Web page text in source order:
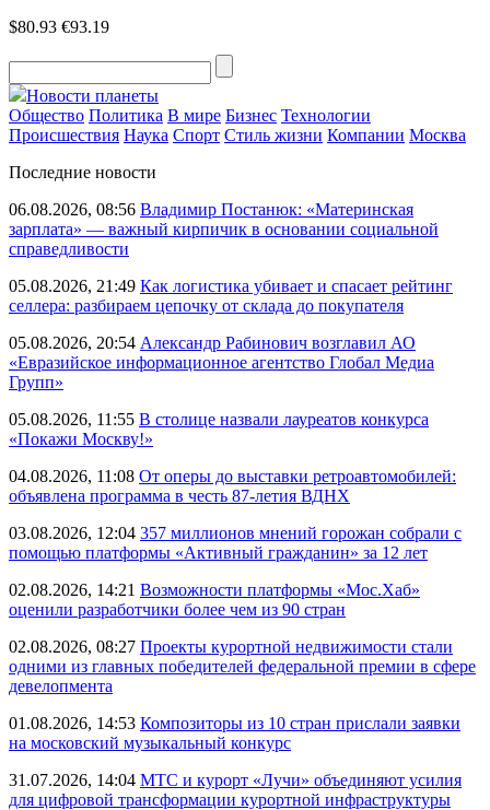
$80.93 €93.19
Новости планеты
Общество Политика В мире Бизнес Технологии
Происшествия Наука Спорт Стиль жизни Компании Москва
Последние новости
06.08.2026, 08:56 Владимир Постанюк: «Материнская
зарплата» — важный кирпичик в основании социальной
справедливости
05.08.2026, 21:49 Как логистика убивает и спасает рейтинг
селлера: разбираем цепочку от склада до покупателя
05.08.2026, 20:54 Александр Рабинович возглавил АО
«Евразийское информационное агентство Глобал Медиа
Групп»
05.08.2026, 11:55 В столице назвали лауреатов конкурса
«Покажи Москву!»
04.08.2026, 11:08 От оперы до выставки ретроавтомобилей:
объявлена программа в честь 87-летия ВДНХ
03.08.2026, 12:04 357 миллионов мнений горожан собрали с
помощью платформы «Активный гражданин» за 12 лет
02.08.2026, 14:21 Возможности платформы «Мос.Хаб»
оценили разработчики более чем из 90 стран
02.08.2026, 08:27 Проекты курортной недвижимости стали
одними из главных победителей федеральной премии в сфере
девелопмента
01.08.2026, 14:53 Композиторы из 10 стран прислали заявки
на московский музыкальный конкурс
31.07.2026, 14:04 МТС и курорт «Лучи» объединяют усилия
для цифровой трансформации курортной инфраструктуры